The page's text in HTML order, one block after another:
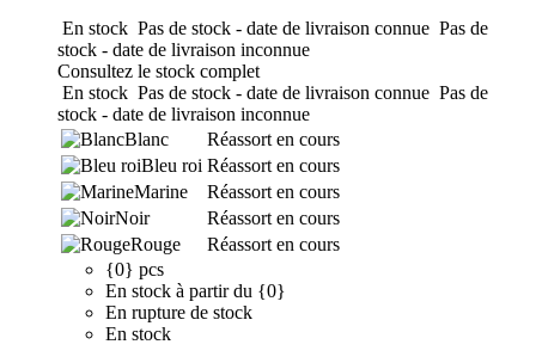
En stock Pas de stock - date de livraison connue Pas de
stock - date de livraison inconnue
Consultez le stock complet
En stock Pas de stock - date de livraison connue Pas de
stock - date de livraison inconnue
Blanc
Réassort en cours
Bleu roi Réassort en cours
Marine
Réassort en cours
Noir
Réassort en cours
Rouge
Réassort en cours
{0} pcs
En stock à partir du {0}
En rupture de stock
En stock